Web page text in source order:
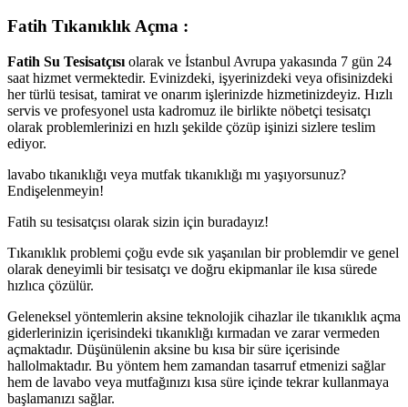
Fatih Tıkanıklık Açma :
Fatih Su Tesisatçısı olarak ve İstanbul Avrupa yakasında 7 gün 24
saat hizmet vermektedir. Evinizdeki, işyerinizdeki veya ofisinizdeki
her türlü tesisat, tamirat ve onarım işlerinizde hizmetinizdeyiz. Hızlı
servis ve profesyonel usta kadromuz ile birlikte nöbetçi tesisatçı
olarak problemlerinizi en hızlı şekilde çözüp işinizi sizlere teslim
ediyor.
lavabo tıkanıklığı veya mutfak tıkanıklığı mı yaşıyorsunuz?
Endişelenmeyin!
Fatih su tesisatçısı olarak sizin için buradayız!
Tıkanıklık problemi çoğu evde sık yaşanılan bir problemdir ve genel
olarak deneyimli bir tesisatçı ve doğru ekipmanlar ile kısa sürede
hızlıca çözülür.
Geleneksel yöntemlerin aksine teknolojik cihazlar ile tıkanıklık açma
giderlerinizin içerisindeki tıkanıklığı kırmadan ve zarar vermeden
açmaktadır. Düşünülenin aksine bu kısa bir süre içerisinde
hallolmaktadır. Bu yöntem hem zamandan tasarruf etmenizi sağlar
hem de lavabo veya mutfağınızı kısa süre içinde tekrar kullanmaya
başlamanızı sağlar.